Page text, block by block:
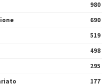
980
690
519
498
295
177